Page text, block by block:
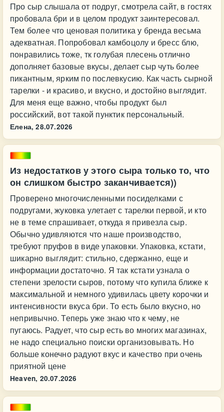
Про сыр слышала от подруг, смотрела сайт, в гостях
пробовала бри и в целом продукт заинтересовал.
Тем более что ценовая политика у бренда весьма
адекватная. Попробовал камбоцолу и бресс блю,
понравились тоже, тк голубая плесень отлично
дополняет базовые вкусы, делает сыр чуть более
пикантным, ярким по послевкусию. Как часть сырной
тарелки - и красиво, и вкусно, и достойно выглядит.
Для меня еще важно, чтобы продукт был
российский, вот такой пунктик персональный.
Елена, 28.07.2026
Из недостатков у этого сыра только то, что
он слишком быстро заканчивается))
Проверено многочисленными посиделками с
подругами, жуковка улетает с тарелки первой, и кто
не в теме спрашивает, откуда я привезла сыр.
Обычно удивляются что наше производство,
требуют пруфов в виде упаковки. Упаковка, кстати,
шикарно выглядит: стильно, сдержанно, еще и
информации достаточно. Я так кстати узнала о
степени зрелости сыров, потому что купила ближе к
максимальной и немного удивилась цвету корочки и
интенсивности вкуса бри. То есть было вкусно, но
непривычно. Теперь уже знаю что к чему, не
пугаюсь. Радует, что сыр есть во многих магазинах,
не надо специально поиски организовывать. Но
больше конечно радуют вкус и качество при очень
приятной цене
Heaven, 20.07.2026